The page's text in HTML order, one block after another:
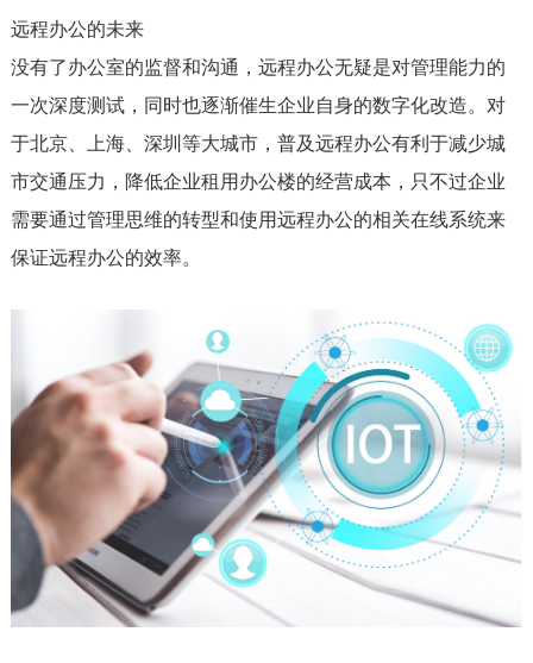
远程办公的未来
没有了办公室的监督和沟通，远程办公无疑是对管理能力的
一次深度测试，同时也逐渐催生企业自身的数字化改造。对
于北京、上海、深圳等大城市，普及远程办公有利于减少城
市交通压力，降低企业租用办公楼的经营成本，只不过企业
需要通过管理思维的转型和使用远程办公的相关在线系统来
保证远程办公的效率。